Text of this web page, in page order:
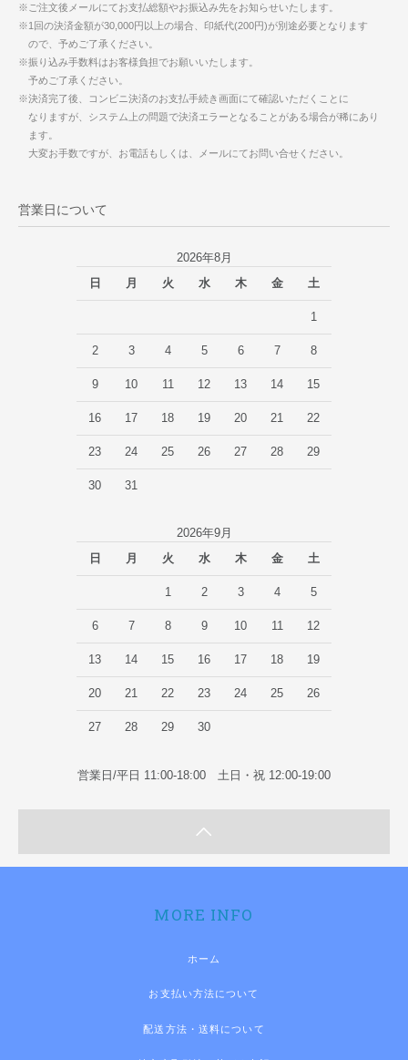
※ご注文後メールにてお支払総額やお振込み先をお知らせいたします。
※1回の決済金額が30,000円以上の場合、印紙代(200円)が別途必要となります
ので、予めご了承ください。
※振り込み手数料はお客様負担でお願いいたします。
予めご了承ください。
※決済完了後、コンビニ決済のお支払手続き画面にて確認いただくことに
なりますが、システム上の問題で決済エラーとなることがある場合が稀にあり
ます。
大変お手数ですが、お電話もしくは、メールにてお問い合せください。
営業日について
2026年8月
日
月 火 水 木 金 土
1
2 3 4 5 6 7 8
9 10 11 12 13 14 15
16 17 18 19 20 21 22
23 24 25 26 27 28 29
30 31
2026年9月
日
月 火 水 木 金 土
1 2 3 4 5
6 7 8 9 10 11 12
13 14 15 16 17 18 19
20 21 22 23 24 25 26
27 28 29 30
営業日/平日 11:00-18:00 土日・祝 12:00-19:00
MORE INFO
ホーム
お支払い方法について
配送方法・送料について